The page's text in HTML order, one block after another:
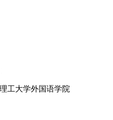
工大学外国语学院